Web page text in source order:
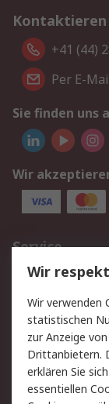
Kontaktieren
+41 (44)
Per E-
Sie finden uns
Wir
Service
Value Added
Hilfe
Rechtliches
AGB
Wir
Wir verwenden
statistischen
zur Anzeige
Drittanbietern.
erklären Sie
essentiellen